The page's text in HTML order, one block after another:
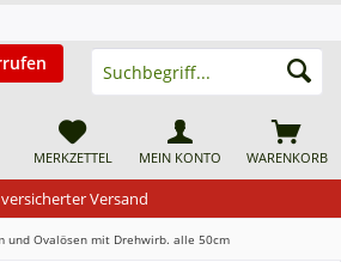
versicherter Versand
WARENKORB
MERKZETTEL MEIN KONTO
und Ovalösen mit Drehwirb. alle 50cm